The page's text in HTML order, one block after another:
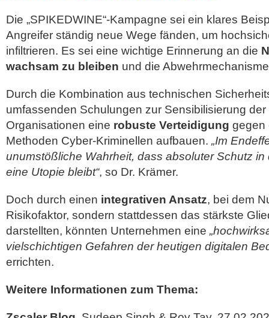
Die „SPIKEDWINE“-Kampagne sei ein klares
Angreifer ständig neue Wege fänden, um
infiltrieren. Es sei eine wichtige Erinnerung an die
wachsam zu bleiben und die
Durch die Kombination aus technischen
umfassenden Schulungen zur Sensibilisierung
Organisationen eine robuste Verteidigung gegen
Methoden Cyber-Kriminellen aufbauen. „Im
unumstößliche Wahrheit, dass absoluter Schutz in
eine Utopie bleibt“, so Dr. Krämer.
Doch durch einen integrativen Ansatz, bei dem
Risikofaktor, sondern stattdessen das stärkste
darstellten, könnten Unternehmen eine
vielschichtigen Gefahren der heutigen digitalen
errichten.
Weitere Informationen zum Thema: